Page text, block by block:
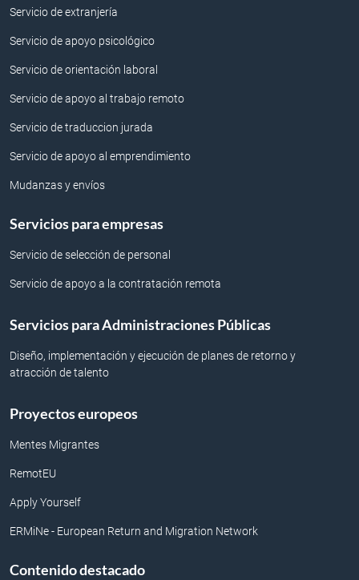
Servicio de extranjería
Servicio de apoyo psicológico
Servicio de orientación laboral
Servicio de apoyo al trabajo remoto
Servicio de traduccion jurada
Servicio de apoyo al emprendimiento
Mudanzas y envíos
Servicios para empresas
Servicio de selección de personal
Servicio de apoyo a la contratación remota
Servicios para Administraciones Públicas
Diseño, implementación y ejecución de planes de retorno y
atracción de talento
Proyectos europeos
Mentes Migrantes
RemotEU
Apply Yourself
ERMiNe - European Return and Migration Network
Contenido destacado